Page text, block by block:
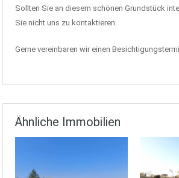
Sollten Sie an diesem schönen Grundstück
Sie nicht uns zu kontaktieren.
Gerne vereinbaren wir einen
Ähnliche Immobilien